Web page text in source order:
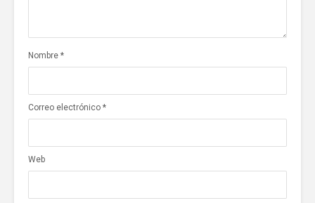
Nombre *
Correo electrónico *
Web